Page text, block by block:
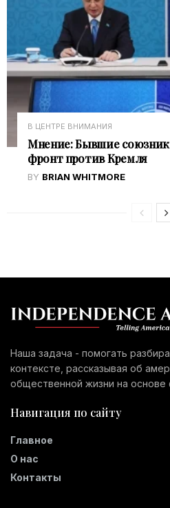
В ЦЕНТРЕ ВНИМАНИЯ
Мнение: Бывшие
фронт против Кремля
BY BRIAN WHITMORE
Наша задача - помогать
контексте, рассказывая об
общественной жизни на основе
Навигация по сайту
Главное
О нас
Контакты